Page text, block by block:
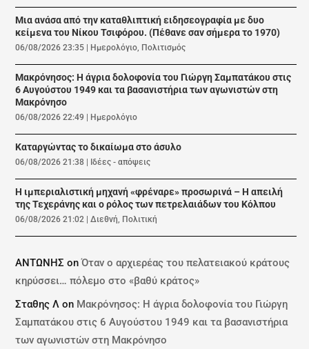
Μια ανάσα από την καταθλιπτική ειδησεογραφία με δυο
κείμενα του Νίκου Τσιφόρου. (Πέθανε σαν σήμερα το 1970)
06/08/2026 23:35 Ημερολόγιο, Πολιτισμός
Μακρόνησος: Η άγρια δολοφονία του Γιώργη Σαμπατάκου στις
6 Αυγούστου 1949 και τα βασανιστήρια των αγωνιστών στη
Μακρόνησο
06/08/2026 22:49 Ημερολόγιο
Καταργώντας το δικαίωμα στο άσυλο
06/08/2026 21:38 Ιδέες - απόψεις
Η ιμπεριαλιστική μηχανή «φρέναρε» προσωρινά – Η απειλή
της Τεχεράνης και ο ρόλος των πετρελαιάδων του Κόλπου
06/08/2026 21:02 |Διεθνή, Πολιτική
ΑΝΤΩΝΗΣ onΌταν ο αρχιερέας του πελατειακού κράτους
κηρύσσει… πόλεμο στο «βαθύ κράτος»
Σταθης Λ on Μακρόνησος: Η άγρια δολοφονία του Γιώργη
Σαμπατάκου στις 6 Αυγούστου 1949 και τα βασανιστήρια
των αγωνιστών στη Μακρόνησο